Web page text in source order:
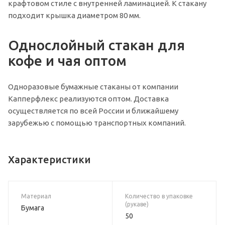
крафтовом стиле с внутренней ламинацией. К стакану
подходит крышка диаметром 80 мм.
Однослойный стакан для
кофе и чая оптом
Одноразовые бумажные стаканы от компании
Капперфлекс реализуются оптом. Доставка
осуществляется по всей России и ближайшему
зарубежью с помощью транспортных компаний.
Характеристики
Материал
Бумага
Количество в упаковке
(рукаве)
50